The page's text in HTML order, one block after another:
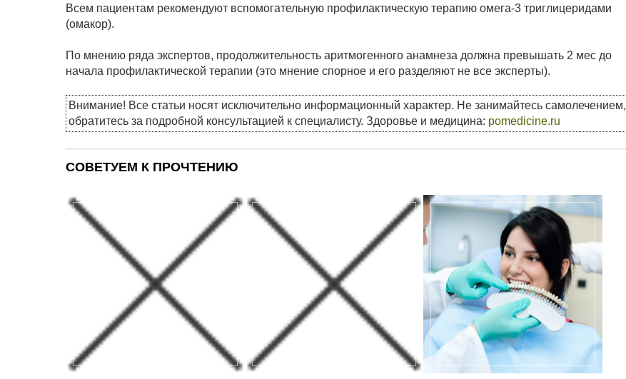
Всем пациентам рекомендуют вспомогательную профилактическую терапию омега-3 триглицеридами
(омакор).
По мнению ряда экспертов, продолжительность аритмогенного анамнеза должна превышать 2 мес до
начала профилактической терапии (это мнение спорное и его разделяют не все эксперты).
Внимание! Все статьи носят исключительно информационный характер. Не занимайтесь самолечением,
обратитесь за подробной консультацией к специалисту. Здоровье и медицина: pomedicine.ru
СОВЕТУЕМ К ПРОЧТЕНИЮ